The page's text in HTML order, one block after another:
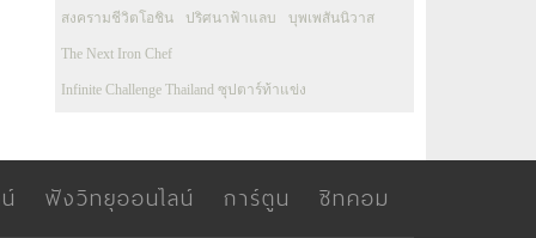
สงครามชีวิตโอชิน ปริศนาฟ้าแลบ บุพเพสันนิวาส
The Next Iron Chef
Infinite Challenge Thailand ซุปตาร์ท้าแข่ง
ฟังวิทยุออนไลน์ การ์ตูน ซิทคอม